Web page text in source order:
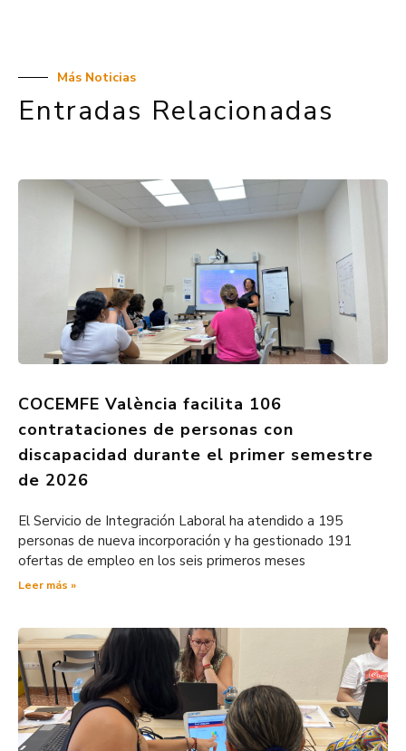
Más Noticias
Entradas Relacionadas
COCEMFE València facilita 106
contrataciones de personas con
discapacidad durante el primer semestre
de 2026
El Servicio de Integración Laboral ha atendido a 195
personas de nueva incorporación y ha gestionado 191
ofertas de empleo en los seis primeros meses
Leer más »